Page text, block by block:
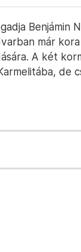
Benjámin
már
A két
de